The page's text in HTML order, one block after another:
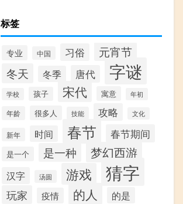
标签
专业 中国 习俗 元宵节
冬天 冬季 唐代 字谜
学校 孩子 宋代 寓意 年初
年龄 很多人 技能 攻略 文化
新年 时间 春节 春节期间
是一个 是一种 梦幻西游
汉字 汤圆 游戏 猜字
玩家 疫情 的人 的是